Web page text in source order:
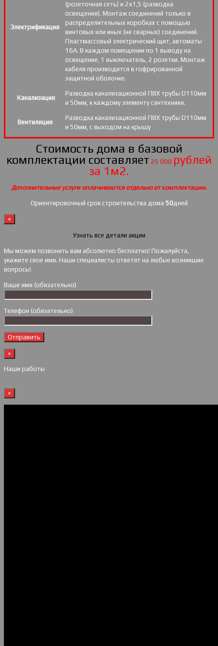
Электрификация
(розеточная сеть) и 2х1,5 (разводка
освещения). Монтаж соединений только в
распределительных коробках с помощью
винтовых или иных (не сварных) соединений.
Пластмассовый электрический щит, автоматы
16А. В каждом помещении по 1 выводу на
освещение, 1 выключатель, 2 розетки. Монтаж
кабеля производится в гофрированной
защитной оболочке.
Канализация
Разводка канализационной ПВХ трубы D110мм
и 50мм, к каждому элементу сантехники.
Вентиляция
Разводка канализационной ПВХ трубы D110мм
и 50мм, с выходом на крышу
Стоимость дома в базовой
комплектации составляет 25 000 рублей
за 1м2.
Дополнительные услуги оплачиваются отдельно от комплектации.
Ориентировочный срок строительства дома 50дней
×
Узнать все детали акции
Мы можем позвонить вам абсолютно бесплатно! Пожалуйста,
укажите свое имя. Наши специалисты ответят на любые возникшие
вопросы!
Ваше имя (обязательно)
Телефон (обязательно)
×
Наши работы
×